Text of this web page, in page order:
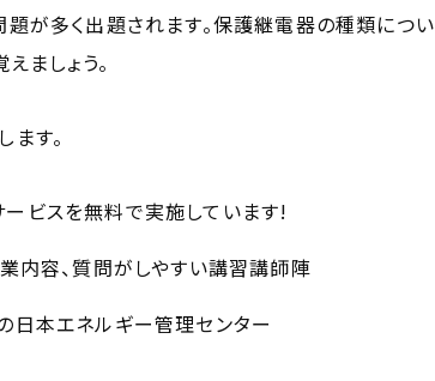
が多く出題されます。保護継電器の種類につい
ましょう。
す。
ビスを無料で実施しています!
内容、質問がしやすい講習講師陣
日本エネルギー管理センター